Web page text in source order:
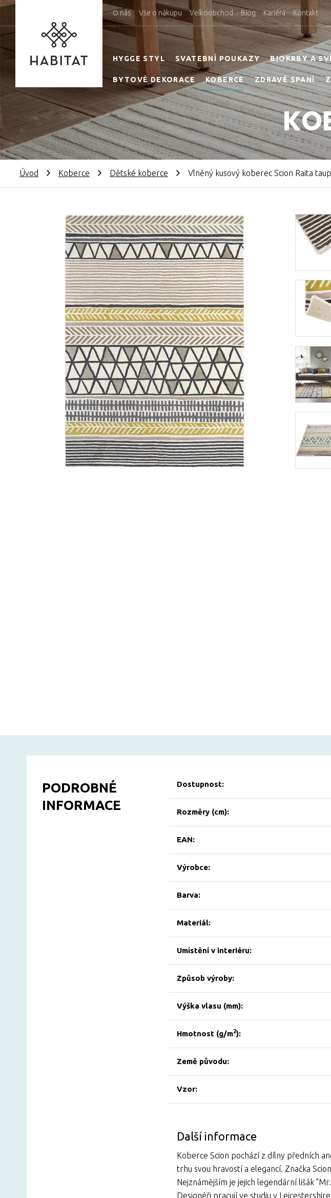
O nás Vše o nákupu Velkoobchod Blog Kariéra Kontakt
HYGGE STYL SVATEBNÍ POUKAZY BIOKRBY A
BYTOVÉ DEKORACE KOBERCE ZDRAVÉ SPANÍ
Úvod Koberce Dětské koberce Vlněný kusový koberec Scion Raita
PODROBNÉ
INFORMACE
Dostupnost:
Rozměry (cm):
EAN:
Výrobce:
Barva:
Materiál:
Umístění v interiéru:
Způsob výroby:
Výška vlasu (mm):
Hmotnost (g/m2):
Země původu:
Vzor:
Další informace
Koberce Scion pochází z dílny předních
trhu svou hravostí a elegancí. Značka
Nejznámějším je jejich legendární lišák
Designéři pracují ve studiu v